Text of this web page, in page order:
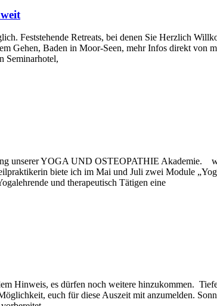
Feststehende Retreats, bei denen Sie Herzlich
Gehen, Baden in Moor-Seen, mehr Infos direkt
Seminarhotel,
unserer YOGA UND OSTEOPATHIE Akademie.
biete ich im Mai und Juli zwei Module
und therapeutisch Tätigen eine
Hinweis, es dürfen noch weitere hinzukommen.
euch für diese Auszeit mit anzumelden.